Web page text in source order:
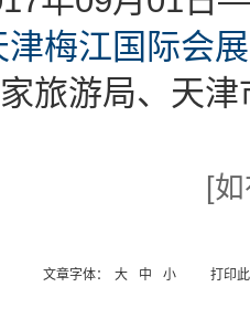
津梅江国际会
旅游局、天津
[
文章字体： 大 中 小 打印